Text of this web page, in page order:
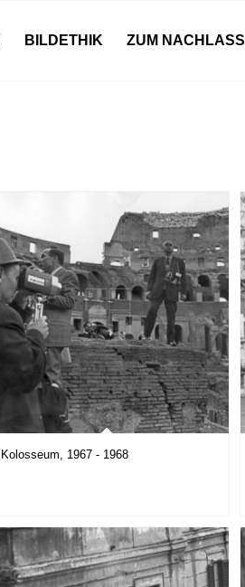
BILDETHIK ZUM NACHLASS
Kolosseum, 1967 - 1968